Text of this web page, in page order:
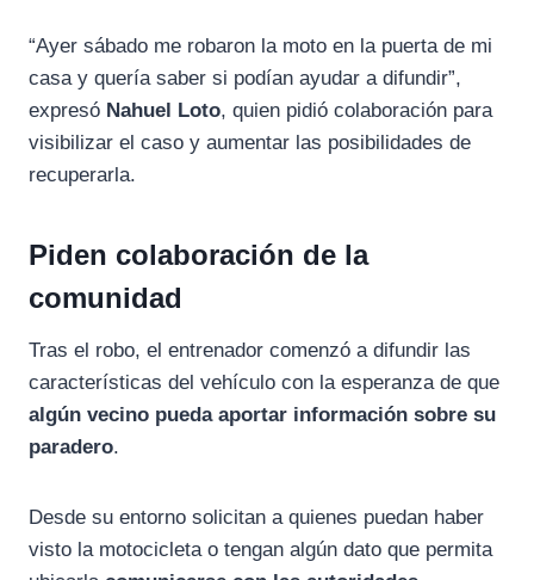
“Ayer sábado me robaron la moto en la puerta de mi
casa y quería saber si podían ayudar a difundir”,
expresó Nahuel Loto, quien pidió colaboración para
visibilizar el caso y aumentar las posibilidades de
recuperarla.
Piden colaboración de la
comunidad
Tras el robo, el entrenador comenzó a difundir las
características del vehículo con la esperanza de que
algún vecino pueda aportar información sobre su
paradero.
Desde su entorno solicitan a quienes puedan haber
visto la motocicleta o tengan algún dato que permita